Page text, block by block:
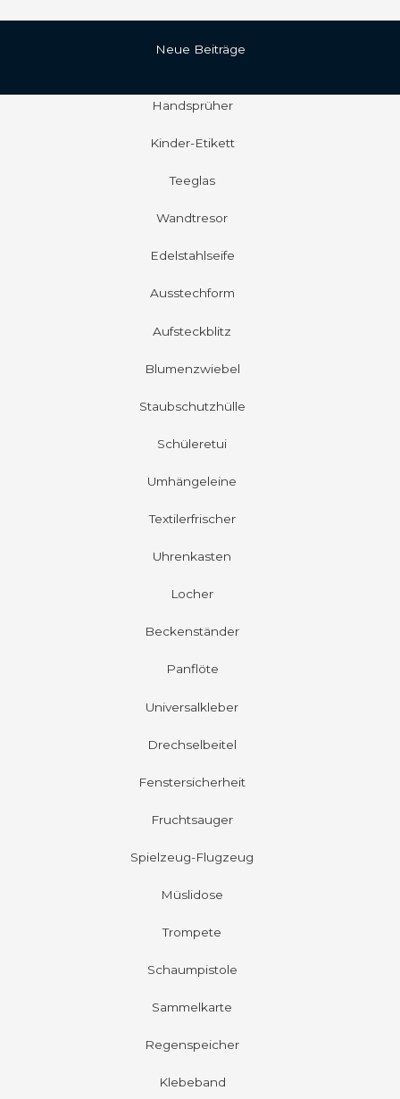
Neue Beiträge
Handsprüher
Kinder-Etikett
Teeglas
Wandtresor
Edelstahlseife
Ausstechform
Aufsteckblitz
Blumenzwiebel
Staubschutzhülle
Schüleretui
Umhängeleine
Textilerfrischer
Uhrenkasten
Locher
Beckenständer
Panflöte
Universalkleber
Drechselbeitel
Fenstersicherheit
Fruchtsauger
Spielzeug-Flugzeug
Müslidose
Trompete
Schaumpistole
Sammelkarte
Regenspeicher
Klebeband